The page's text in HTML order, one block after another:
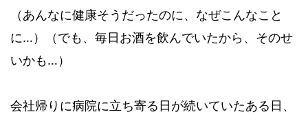
（あんなに健康そうだったのに、なぜこんなこと
に…）（でも、毎日お酒を飲んでいたから、そのせ
いかも…）
会社帰りに病院に立ち寄る日が続いていたある日、